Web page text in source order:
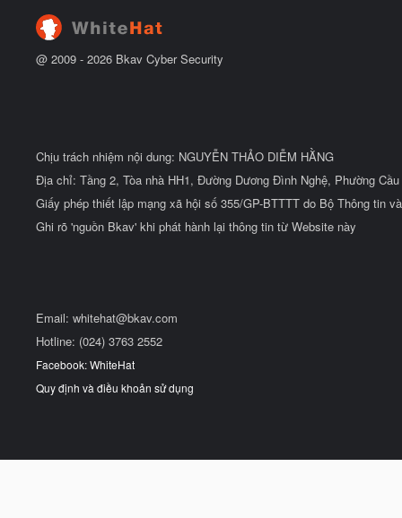
@ 2009 - 2026 Bkav Cyber Security
Chịu trách nhiệm nội dung: NGUYỄN THẢO DIỄM HẰNG
Địa chỉ: Tầng 2, Tòa nhà HH1, Đường Dương Đình Nghệ, Phường
Giấy phép thiết lập mạng xã hội số 355/GP-BTTTT do Bộ Thông tin
Ghi rõ 'nguồn Bkav' khi phát hành lại thông tin từ Website này
Email: whitehat@bkav.com
Hotline: (024) 3763 2552
Facebook: WhiteHat
Quy định và điều khoản sử dụng